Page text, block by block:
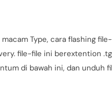
Type, cara flashing
file-file ini berextention
di bawah ini, dan unduh